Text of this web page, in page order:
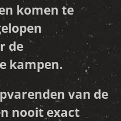
komen te
de
kampen.
van de
nooit exact